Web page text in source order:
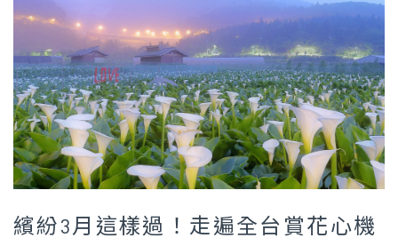
繽紛3月這樣過！走遍全台賞花心機